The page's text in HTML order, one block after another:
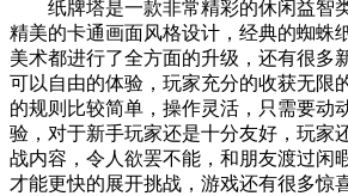
纸牌塔是一款非常精彩的休闲益智
精美的卡通画面风格设计，经典的蜘蛛
美术都进行了全方面的升级，还有很多
可以自由的体验，玩家充分的收获无限
的规则比较简单，操作灵活，只需要动
验，对于新手玩家还是十分友好，玩家
战内容，令人欲罢不能，和朋友渡过闲
才能更快的展开挑战，游戏还有很多惊